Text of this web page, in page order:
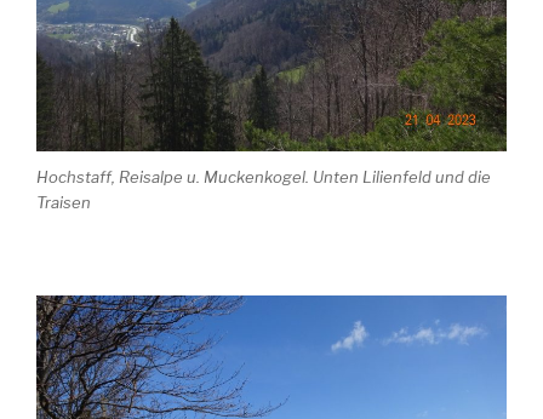
Hochstaff, Reisalpe u. Muckenkogel. Unten Lilienfeld und die
Traisen